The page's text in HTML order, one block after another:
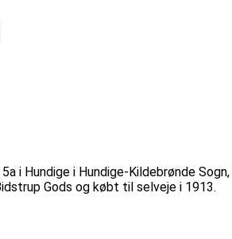
i Hundige i Hundige-Kildebrønde Sogn,
Gods og købt til selveje i 1913.